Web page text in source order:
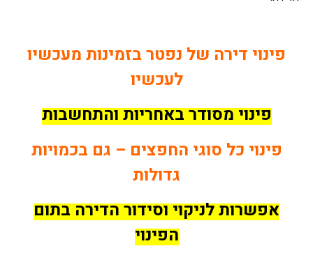
פינוי דירה של נפטר בזמינות מעכשיו
לעכשיו
פינוי מסודר באחריות והתחשבות
פינוי כל סוגי החפצים – גם בכמויות
גדולות
אפשרות לניקוי וסידור הדירה בתום
הפינוי